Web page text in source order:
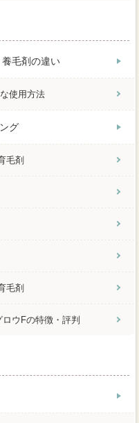
毛剤の違い
使用方法
グ
毛剤
毛剤
ウFの特徴・評判